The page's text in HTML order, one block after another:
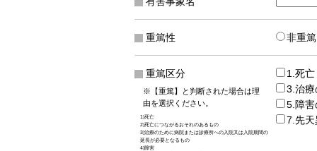
重篤性 非重篤
重篤区分
※【重篤】と判断された場合は理
由を選択ください。
1)死亡
2)死亡につながるおそれのあるもの
3)治療のために病院または診療所への入院又は入院期間の
延長が必要となるもの
4)障害
1.死亡
3.治療
5.障
7.先天